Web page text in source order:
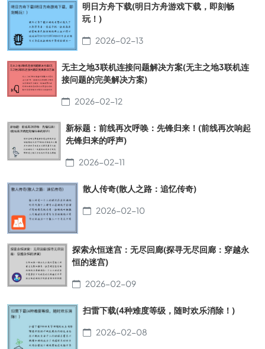
明日方舟下载(明日方舟游戏下载，即刻畅
玩！)
2026-02-13
无主之地3联机连接问题解决方案(无主之地3联机连
接问题的完美解决方案)
2026-02-12
新标题：前线再次呼唤：先锋归来！(前线再次响起
先锋归来的呼声)
2026-02-11
散人传奇(散人之路：追忆传奇)
2026-02-10
探索永恒迷宫：无尽回廊(探寻无尽回廊：穿越永
恒的迷宫)
2026-02-09
扫雷下载(4种难度等级，随时欢乐消除！)
2026-02-08